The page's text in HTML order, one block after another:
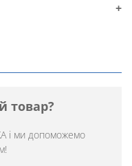
+
товар?
і ми допоможемо